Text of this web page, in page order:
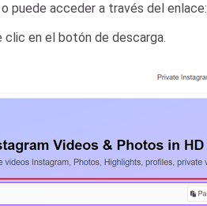
o puede acceder a través del enlace:
clic en el botón de descarga.